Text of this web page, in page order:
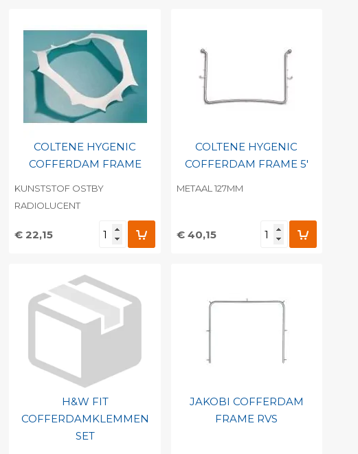
COLTENE HYGENIC
COFFERDAM FRAME
KUNSTSTOF OSTBY
RADIOLUCENT
€ 22,15
Print barcode
COLTENE HYGENIC
COFFERDAM FRAME 5'
METAAL 127MM
€ 40,15
H&W FIT
COFFERDAMKLEMMEN
SET
JAKOBI COFFERDAM
FRAME RVS